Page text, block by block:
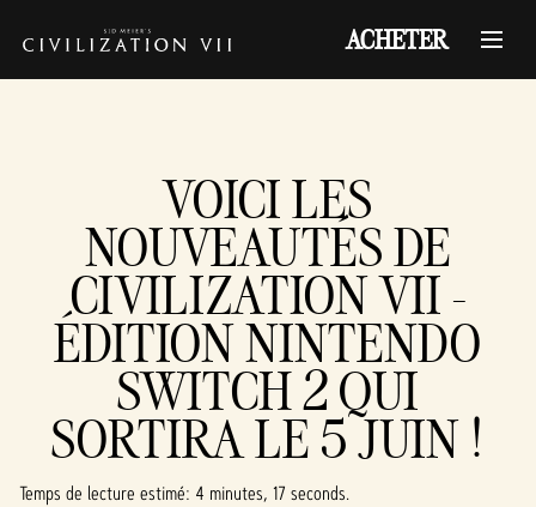
ACHETER
VOICI LES
NOUVEAUTÉS DE
CIVILIZATION VII -
ÉDITION NINTENDO
SWITCH 2 QUI
SORTIRA LE 5 JUIN !
Temps de lecture estimé 4 minutes, 17 seconds